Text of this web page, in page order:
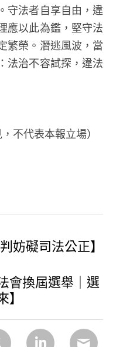
守法者自享自由，違
應以此為鑑，堅守法
繁榮。潛逃風波，當
法治不容試探，違法
不代表本報立場）
妨礙司法公正】
會換屆選舉｜選